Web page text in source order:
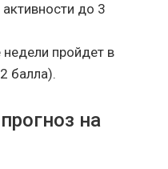
до 3
пройдет в
балла).
на